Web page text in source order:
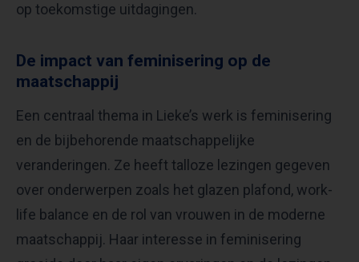
op toekomstige uitdagingen. ​
De impact van feminisering op de
maatschappij
Een centraal thema in Lieke’s werk is feminisering
en de bijbehorende maatschappelijke
veranderingen. Ze heeft talloze lezingen gegeven
over onderwerpen zoals het glazen plafond, work-
life balance en de rol van vrouwen in de moderne
maatschappij. Haar interesse in feminisering